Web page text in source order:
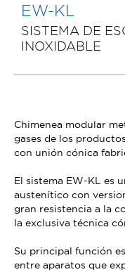
EW-KL
SISTEMA DE
INOXIDABLE
Chimenea modular
gases de los
con unión cónica
El sistema EW-KL es
austenítico con
gran resistencia a la
la exclusiva técnica
Su principal función
entre aparatos que